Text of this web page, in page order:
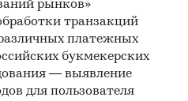
ВЭД с объемами
рынков»
транзакций
платежных
букмекерских
— выявление
для пользователя